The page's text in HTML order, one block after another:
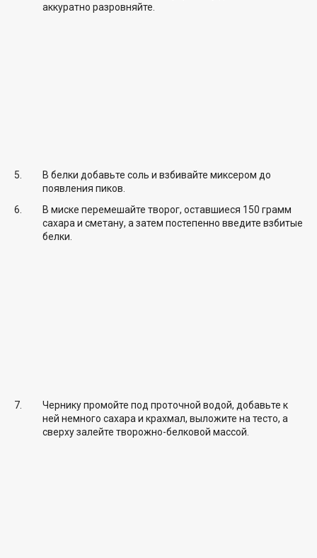
аккуратно разровняйте.
В белки добавьте соль и взбивайте миксером до
появления пиков.
В миске перемешайте творог, оставшиеся 150 грамм
сахара и сметану, а затем постепенно введите взбитые
белки.
Чернику промойте под проточной водой, добавьте к
ней немного сахара и крахмал, выложите на тесто, а
сверху залейте творожно-белковой массой.